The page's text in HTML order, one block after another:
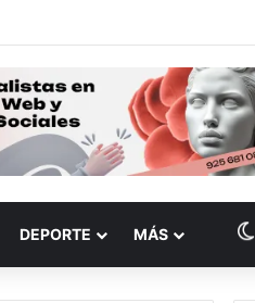
DEPORTE MÁS